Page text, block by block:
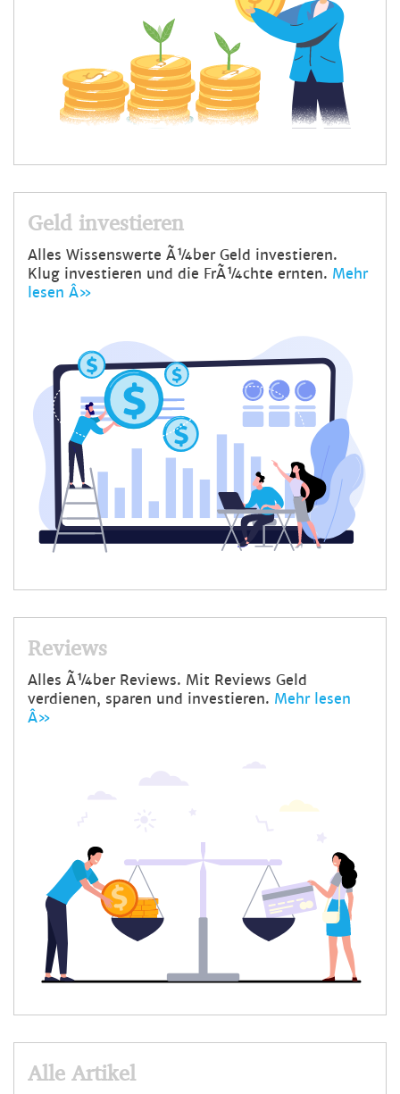
Geld investieren
Alles Wissenswerte Ã¼ber Geld investieren.
Klug investieren und die FrÃ¼chte ernten. Mehr
lesen Â»
Reviews
Alles Ã¼ber Reviews. Mit Reviews Geld
verdienen, sparen und investieren. Mehr lesen
Â»
Alle Artikel